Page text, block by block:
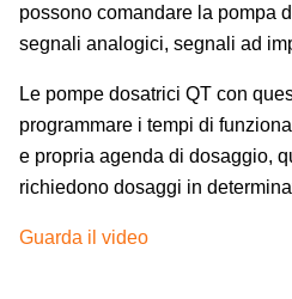
possono comandare la pompa
segnali analogici, segnali ad
Le pompe dosatrici QT con
programmare i tempi di
e propria agenda di dosaggio,
richiedono dosaggi in
Guarda il video